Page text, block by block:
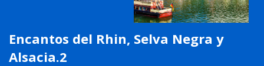
Encantos del Rhin, Selva Negra y
Alsacia.2